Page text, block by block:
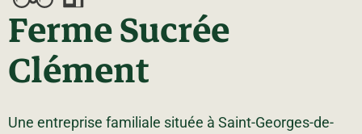
Ferme Sucrée
Clément
Une entreprise familiale située à Saint-Georges-de-